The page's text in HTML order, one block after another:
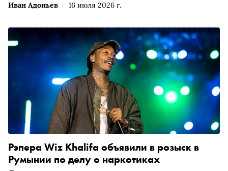
Иван Адоньев 16 июля 2026 г.
Рэпера Wiz Khalifa объявили в розыск в
Румынии по делу о наркотиках